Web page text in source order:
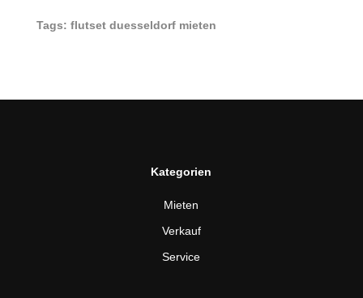
Tags: flutset duesseldorf mieten
Kategorien
Mieten
Verkauf
Service